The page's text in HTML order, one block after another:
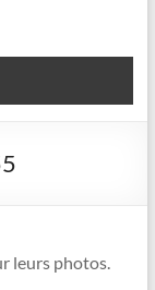
leurs photos.